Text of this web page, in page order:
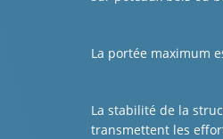
La portée maximum
La stabilité de la
transmettent les